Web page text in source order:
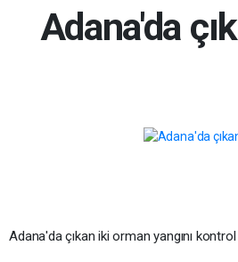
Adana'da
Adana'da çıkan iki orman yangını kontrol